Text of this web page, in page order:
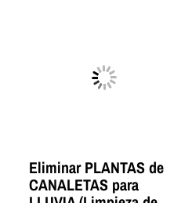
Eliminar PLANTAS de
CANALETAS para